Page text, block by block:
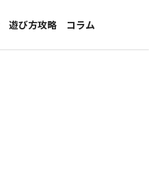
遊び方攻略
コラム
インタビュー